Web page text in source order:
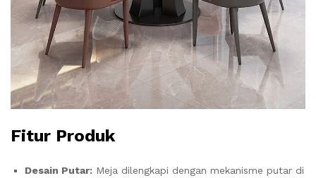
Fitur Produk
Desain Putar: Meja dilengkapi dengan mekanisme putar di